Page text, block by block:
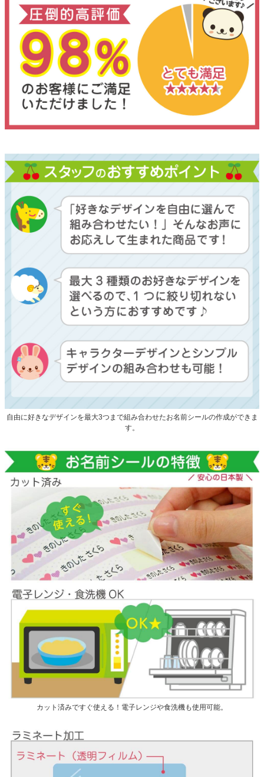
自由に好きなデザインを最大3つまで組み合わせたお名前シールの作成ができま
す。
カット済みですぐ使える！電子レンジや食洗機も使用可能。